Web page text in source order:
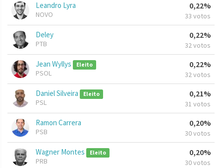
Leandro Lyra
NOVO
0,22%
33 votos
Deley
PTB
0,22%
32 votos
Jean Wyllys Eleito
PSOL
0,22%
32 votos
Daniel Silveira Eleito
PSL
0,21%
31 votos
Ramon Carrera
PSB
0,20%
30 votos
Wagner Montes Eleito
PRB
0,20%
30 votos